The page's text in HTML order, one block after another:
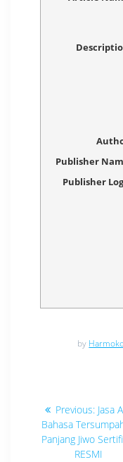
Publisher
Publisher
by
Navigasi
pos
Previous:
post:
Jasa
Bahasa
Panjang Jiwo
RESMI